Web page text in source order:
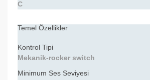
C
Temel Özellikler
Kontrol Tipi
Mekanik-rocker switch
Minimum Ses Seviyesi